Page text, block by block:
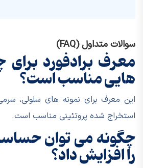
سوالات متداول (FAQ)
معرف برادفورد برای
هایی مناسب است؟
این معرف برای نمونه های سلولی،
استخراج شده پروتئینی مناسب است.
چگونه می توان
را افزایش داد؟